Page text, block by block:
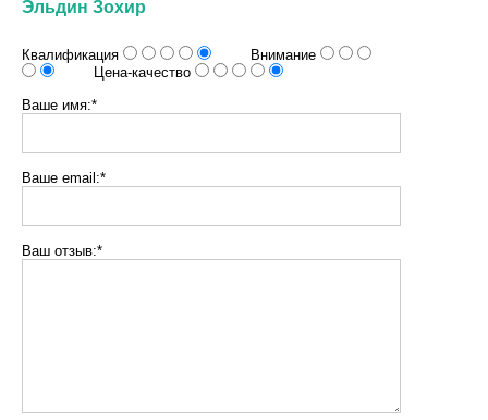
Эльдин Зохир
Квалификация
Внимание
Цена-качество
Ваше имя:*
Ваше email:*
Ваш отзыв:*